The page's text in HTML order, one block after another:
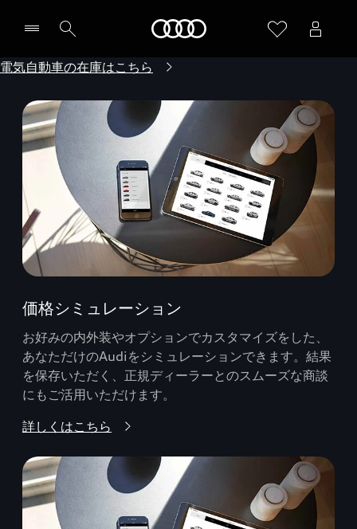
電気自動車の在庫はこちら
価格シミュレーション
お好みの内外装やオプションでカスタマイズをした、
あなただけのAudiをシミュレーションできます。結果
を保存いただく、正規ディーラーとのスムーズな商談
にもご活用いただけます。
詳しくはこちら